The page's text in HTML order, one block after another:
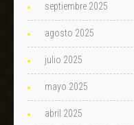
septiembre 2025
agosto 2025
julio 2025
mayo 2025
abril 2025